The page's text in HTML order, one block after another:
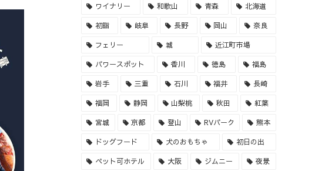
ワイナリー 和歌山 青森 北海道
初詣 岐阜 長野 岡山 奈良
フェリー 城 近江町市場
パワースポット 香川 徳島 福島
岩手 三重 石川 福井 長崎
福岡 静岡 山梨桃 秋田 紅葉
宮城 京都 登山 RVパーク 熊本
ドッグフード 犬のおもちゃ 初日の出
ペット可ホテル 大阪 ジムニー 夜景